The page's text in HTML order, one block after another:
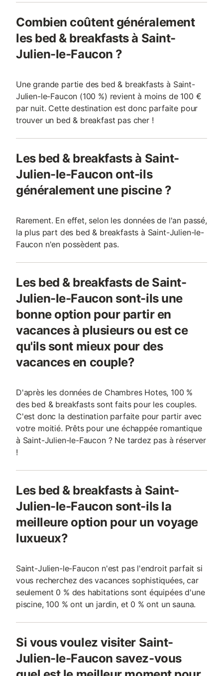
Combien coûtent généralement
les bed & breakfasts à Saint-
Julien-le-Faucon ?
Une grande partie des bed & breakfasts à Saint-
Julien-le-Faucon (100 %) revient à moins de 100 €
par nuit. Cette destination est donc parfaite pour
trouver un bed & breakfast pas cher !
Les bed & breakfasts à Saint-
Julien-le-Faucon ont-ils
généralement une piscine ?
Rarement. En effet, selon les données de l'an passé,
la plus part des bed & breakfasts à Saint-Julien-le-
Faucon n'en possèdent pas.
Les bed & breakfasts de Saint-
Julien-le-Faucon sont-ils une
bonne option pour partir en
vacances à plusieurs ou est ce
qu'ils sont mieux pour des
vacances en couple?
D'après les données de Chambres Hotes, 100 %
des bed & breakfasts sont faits pour les couples.
C'est donc la destination parfaite pour partir avec
votre moitié. Prêts pour une échappée romantique
à Saint-Julien-le-Faucon ? Ne tardez pas à réserver
!
Les bed & breakfasts à Saint-
Julien-le-Faucon sont-ils la
meilleure option pour un voyage
luxueux?
Saint-Julien-le-Faucon n'est pas l'endroit parfait si
vous recherchez des vacances sophistiquées, car
seulement 0 % des habitations sont équipées d'une
piscine, 100 % ont un jardin, et 0 % ont un sauna.
Si vous voulez visiter Saint-
Julien-le-Faucon savez-vous